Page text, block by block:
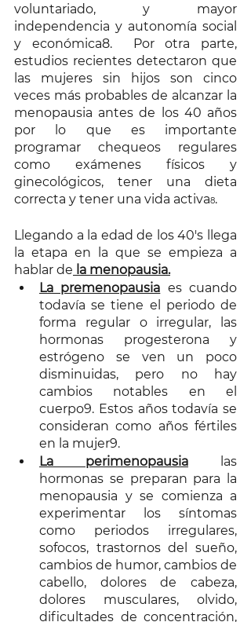
voluntariado, y mayor
independencia y autonomía social
y económica8.  Por otra parte,
estudios recientes detectaron que
las mujeres sin hijos son cinco
veces más probables de alcanzar la
menopausia antes de los 40 años
por lo que es importante
programar chequeos regulares
como exámenes físicos y
ginecológicos, tener una dieta
correcta y tener una vida activa8.
Llegando a la edad de los 40's llega
la etapa en la que se empieza a
hablar de la menopausia.
La premenopausia es cuando
todavía se tiene el periodo de
forma regular o irregular, las
hormonas progesterona y
estrógeno se ven un poco
disminuidas, pero no hay
cambios notables en el
cuerpo9. Estos años todavía se
consideran como años fértiles
en la mujer9.
La perimenopausia las
hormonas se preparan para la
menopausia y se comienza a
experimentar los síntomas
como periodos irregulares,
sofocos, trastornos del sueño,
cambios de humor, cambios de
cabello, dolores de cabeza,
dolores musculares, olvido,
dificultades de concentración,